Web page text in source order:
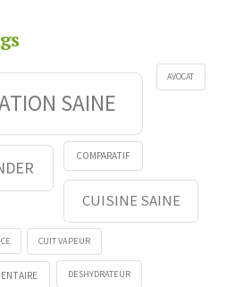
SAINE
AVOCAT
COMPARATIF
CUISINE SAINE
CUIT VAPEUR
DESHYDRATEUR